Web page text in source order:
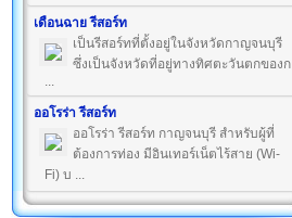
เดือนฉาย รีสอร์ท
เป็นรีสอร์ทที่ตั้งอยู่ในจังหวัดกาญจนบุรี
ซึ่งเป็นจังหวัดที่อยู่ทางทิศตะวันตกของก
...
ออโรร่า รีสอร์ท
ออโรร่า รีสอร์ท กาญจนบุรี สำหรับผู้ที่
ต้องการท่อง มีอินเทอร์เน็ตไร้สาย (Wi-
Fi) บ ...